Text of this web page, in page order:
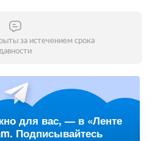
за истечением срока
для вас, — в «Ленте
Подписывайтесь